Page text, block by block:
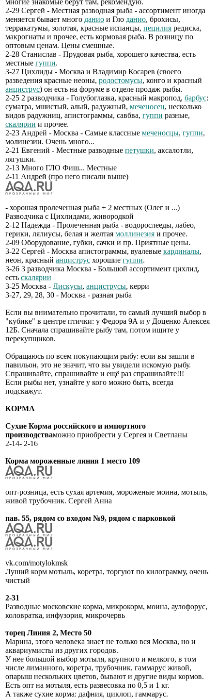
2-29 Сергей - Местная разводная рыба - ассортимент иногда
меняется бывает много данио и Гло данио, брохисы,
терракатумы, золотая, красные испанцы, пецилия редиска,
макрогнаты и прочее, есть кормовая рыба. В розницу по
оптовым ценам. Цены смешные.
2-28 Станислав - Прудовая рыба, хорошего качества, есть
местные гуппи.
3-27 Цихлиды - Москва и Владимир Косарев (своего
разведения красные неоны, родостомусы, конго и красный
анциструс) он есть на форуме в отделе продаж рыбы.
2-25 2 разводчика - Голубоглазка, красный макропод, барбус:
суматра, мшистый, алый, радужный, меченосец, несколько
видов радужниц, апистограммы, савбва, гуппи разные,
скалярии и прочее.
2-23 Андрей - Москва - Самые классные меченосцы, гуппи,
молинезии. Очень много...
2-21 Евгений - Местные разводные петушки, аксалотли,
лягушки.
2-13 Много ГЛО Фиш... Местные
2-11 Андрей (про него писали выше)
- хорошая пролеченная рыба + 2 местных (Олег и ...)
Разводчика с Цихлидами, живородкой
2-12 Надежда - Пролеченная рыба - водорослееды, лабео,
герики, лялиусы, белая и желтая моллинезия и прочее.
2-09 Оборудование, губки, сачки и пр. Приятные цены.
3-22 Сергей - Москва апистограммы, вуалевые кардиналы,
неон, красный анциструс хорошие гуппи.
3-26 3 разводчика Москва - Большой ассортимент цихлид,
есть скалярии
3-25 Москва - Дискусы, анциструсы, керри
3-27, 29, 28, 30 - Москва - разная рыба
Если вы внимательно прочитали, то самый лучший выбор в
"кубике" в центре птички: у Федора 9А и у Доценко Алексея
12Б. Сначала спрашивайте рыбу там, потом ищите у
перекупщиков.
Обращаюсь по всем покупающим рыбу: если вы зашли в
павильон, это не значит, что вы увидели искомую рыбу.
Спрашивайте, спрашивайте и ещё раз спрашивайте!!!
Если рыбы нет, узнайте у кого можно быть, всегда
подскажут.
КОРМА
Сухие Корма российского и импортного
производстваможно приобрести у Сергея и Светланы
2-14- 2-16
Корма мороженные линия 1 место 109
опт-розница, есть сухая артемия, мороженые моина, мотыль,
живой трубочник. Сергей Анна
пав. 55, рядом со входом №9, рядом с парковкой
vk.com/motylokmsk
Луший корм мотыль, коретра, торгуют по килограмму, очень
чистый
2-31
Разводные московские корма, микрокорм, моина, аулофорус,
коловратка, инфузория, микрочервь
торец Линия 2, Место 50
Марина, этого человека знает не только вся Москва, но и
аквариумисты из других городов.
У нее большой выбор мотыля, крупного и мелкого, в том
числе лиманного, коретра, трубочник, гаммарус живой,
опарыш нескольких цветов, бывают и другие виды кормов.
Есть опт на мотыля, есть развесовка по 0,5 и 1 кг.
А также сухие корма: дафния, циклоп, гаммарус.